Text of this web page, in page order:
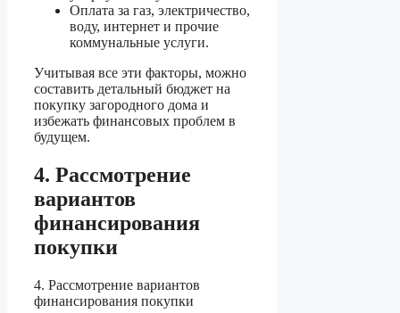
Оплата за газ, электричество,
воду, интернет и прочие
коммунальные услуги.
Учитывая все эти факторы, можно
составить детальный бюджет на
покупку загородного дома и
избежать финансовых проблем в
будущем.
4. Рассмотрение
вариантов
финансирования
покупки
4. Рассмотрение вариантов
финансирования покупки